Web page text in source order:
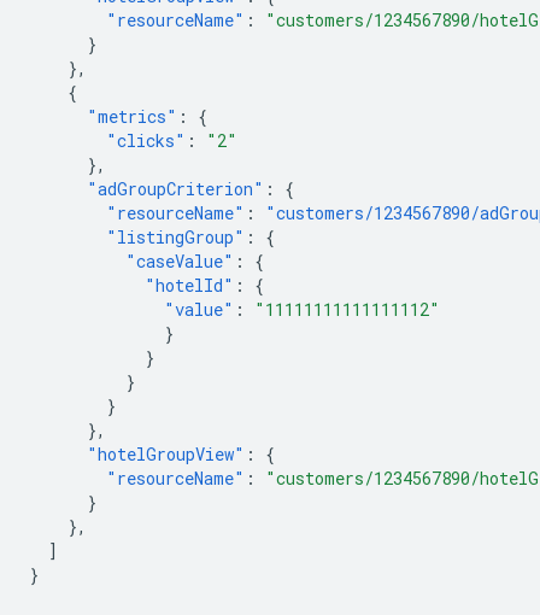
"resourceName" :
"customers/1234567890/
}
},
{
"metrics" :
{
"clicks" :
"2"
},
"adGroupCriterion" :
{
"resourceName" :
"customers/1234567890/
"listingGroup" :
{
"caseValue" :
{
"hotelId" :
{
"value" :
"11111111111111112"
}
}
}
}
},
"hotelGroupView" :
{
"resourceName" :
"customers/1234567890/
}
},
]
}